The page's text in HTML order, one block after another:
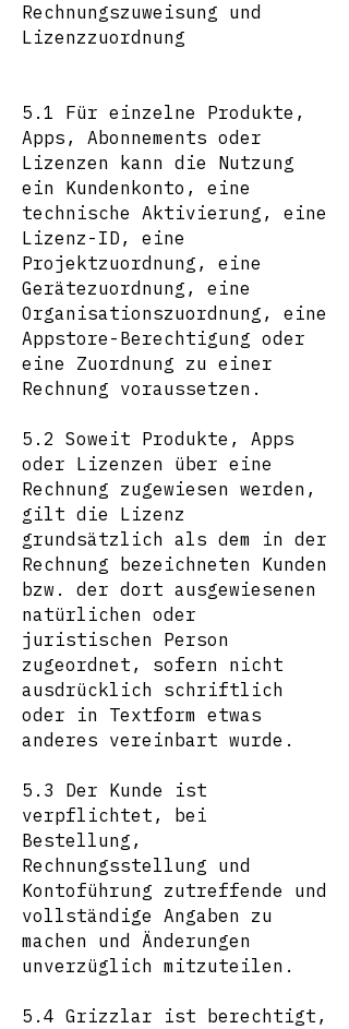
Rechnungszuweisung und
Lizenzzuordnung
5.1 Für einzelne Produkte,
Apps, Abonnements oder
Lizenzen kann die Nutzung
ein Kundenkonto, eine
technische Aktivierung, eine
Lizenz-ID, eine
Projektzuordnung, eine
Gerätezuordnung, eine
Organisationszuordnung, eine
Appstore-Berechtigung oder
eine Zuordnung zu einer
Rechnung voraussetzen.
5.2 Soweit Produkte, Apps
oder Lizenzen über eine
Rechnung zugewiesen werden,
gilt die Lizenz
grundsätzlich als dem in der
Rechnung bezeichneten Kunden
bzw. der dort ausgewiesenen
natürlichen oder
juristischen Person
zugeordnet, sofern nicht
ausdrücklich schriftlich
oder in Textform etwas
anderes vereinbart wurde.
5.3 Der Kunde ist
verpflichtet, bei
Bestellung,
Rechnungsstellung und
Kontoführung zutreffende und
vollständige Angaben zu
machen und Änderungen
unverzüglich mitzuteilen.
5.4 Grizzlar ist berechtigt,